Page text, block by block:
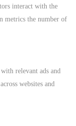
interact with the
metrics the number of
relevant ads and
websites and